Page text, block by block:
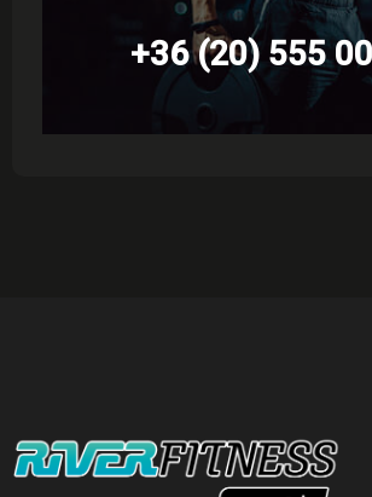
+36 (20) 555